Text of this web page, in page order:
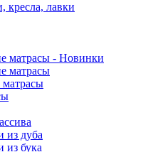
кресла, лавки
матрасы - Новинки
матрасы
из дуба
из бука